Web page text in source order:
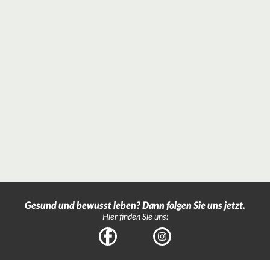
Gesund und bewusst leben? Dann folgen Sie uns jetzt.
Hier finden Sie uns:
Facebook Instagram